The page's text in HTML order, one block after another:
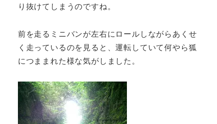
り抜けてしまうのですね。
前を走るミニバンが左右にロールしながらあくせ
く走っているのを見ると、運転していて何やら狐
につままれた様な気がしました。